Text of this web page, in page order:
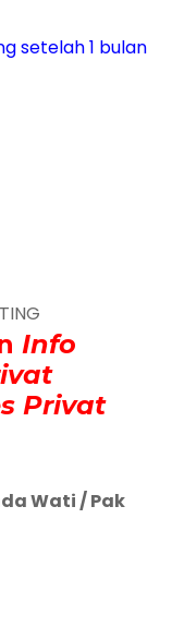
setelah 1 bulan
Info
Privat
Wati / Pak